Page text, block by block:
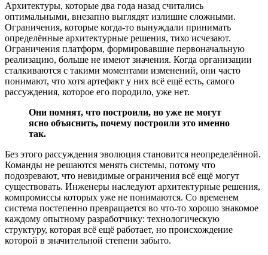
Архитектуры, которые два года назад считались
оптимальными, внезапно выглядят излишне сложными.
Ограничения, которые когда-то вынуждали принимать
определённые архитектурные решения, тихо исчезают.
Ограничения платформ, формировавшие первоначальную
реализацию, больше не имеют значения. Когда организации
сталкиваются с такими моментами изменений, они часто
понимают, что хотя артефакт у них всё ещё есть, самого
рассуждения, которое его породило, уже нет.
Они помнят, что построили, но уже не могут
ясно объяснить, почему построили это именно
так.
Без этого рассуждения эволюция становится неопределённой.
Команды не решаются менять системы, потому что
подозревают, что невидимые ограничения всё ещё могут
существовать. Инженеры наследуют архитектурные решения,
компромиссы которых уже не понимаются. Со временем
система постепенно превращается во что-то хорошо знакомое
каждому опытному разработчику: технологическую
структуру, которая всё ещё работает, но происхождение
которой в значительной степени забыто.